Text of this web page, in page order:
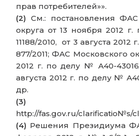
прав потребителей»».
(2) См.: постановления ФАС
округа от 13 ноября 2012
11188/2010, от 3 августа
877/2011; ФАС Московского
2012 г. по делу № А40-43016/
августа 2012 г. по делу №
др.
(3)
http://fas.gov.ru/clarificatio№s/
(4) Решения Президиума